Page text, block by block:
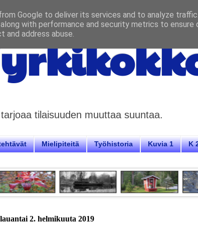
tilaisuuden muuttaa suuntaa.
Mielipiteitä Työhistoria Kuvia 1 K
lauantai 2. helmikuuta 2019
Google to deliver its services and to analyze
with performance and security metrics to
address abuse.